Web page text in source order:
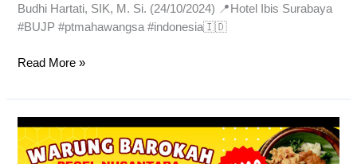
Budhi Hartati, SIK, M. Si. (24/10/2024) 📍Hotel Ibis Surabaya
#BUJP #ptmahawangsa #indonesia🇮🇩
Read More »
Warung
Barokah